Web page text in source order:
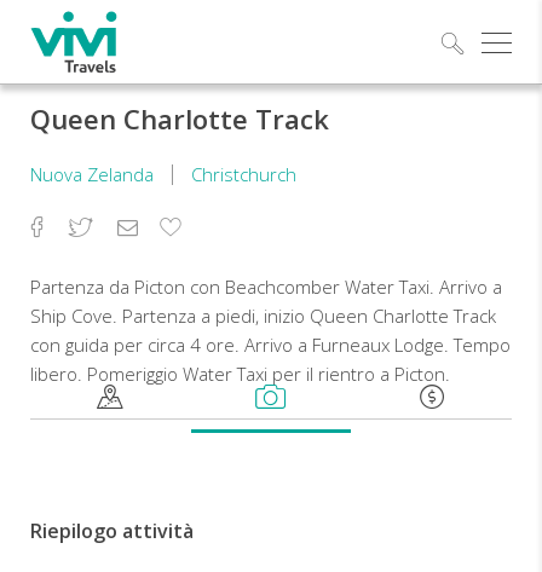
Queen Charlotte Track
Nuova Zelanda Christchurch
Facebook
TwitterEmailAggiungi
Partenza da Picton con Beachcomber Water Taxi. Arrivo a
Ship Cove. Partenza a piedi, inizio Queen Charlotte Track
con guida per circa 4 ore. Arrivo a Furneaux Lodge. Tempo
libero. Pomeriggio Water Taxi per il rientro a Picton.
Riepilogo attività